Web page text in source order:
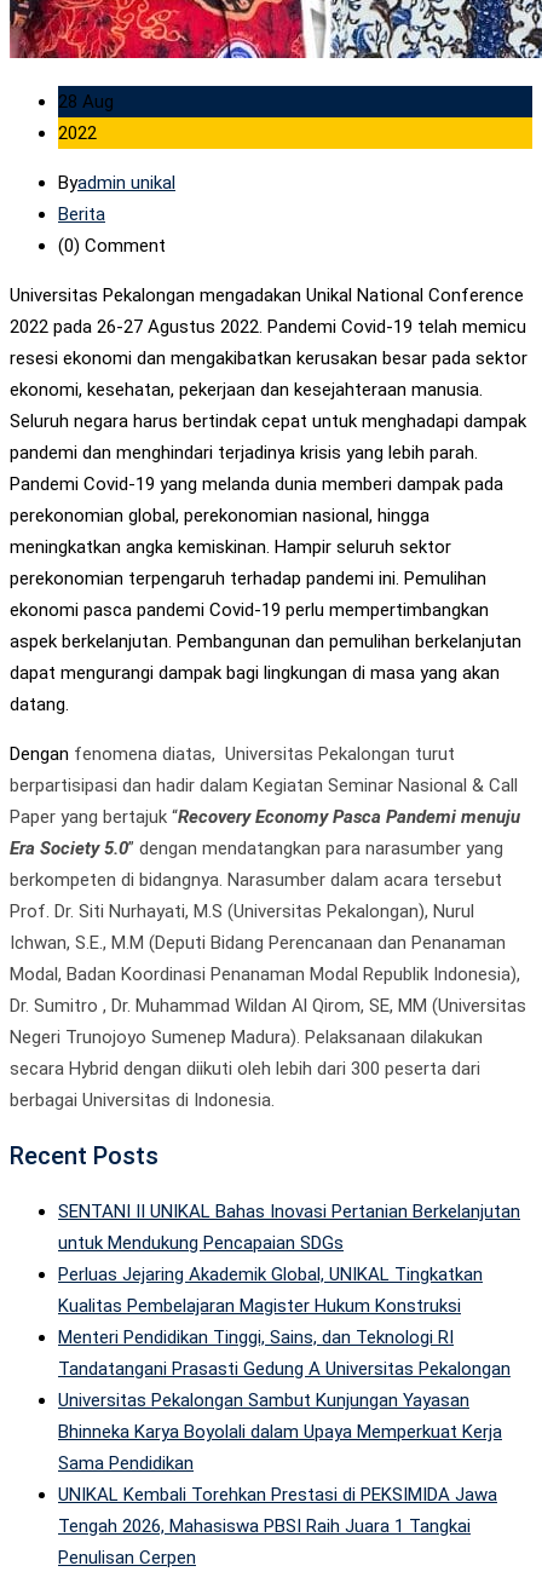
28 Aug
2022
Byadmin unikal
Berita
(0) Comment
Universitas Pekalongan mengadakan Unikal National Conference
2022 pada 26-27 Agustus 2022. Pandemi Covid-19 telah memicu
resesi ekonomi dan mengakibatkan kerusakan besar pada sektor
ekonomi, kesehatan, pekerjaan dan kesejahteraan manusia.
Seluruh negara harus bertindak cepat untuk menghadapi dampak
pandemi dan menghindari terjadinya krisis yang lebih parah.
Pandemi Covid-19 yang melanda dunia memberi dampak pada
perekonomian global, perekonomian nasional, hingga
meningkatkan angka kemiskinan. Hampir seluruh sektor
perekonomian terpengaruh terhadap pandemi ini. Pemulihan
ekonomi pasca pandemi Covid-19 perlu mempertimbangkan
aspek berkelanjutan. Pembangunan dan pemulihan berkelanjutan
dapat mengurangi dampak bagi lingkungan di masa yang akan
datang.
Dengan fenomena diatas, Universitas Pekalongan turut
berpartisipasi dan hadir dalam Kegiatan Seminar Nasional & Call
Paper yang bertajuk “Recovery Economy Pasca Pandemi menuju
Era Society 5.0” dengan mendatangkan para narasumber yang
berkompeten di bidangnya. Narasumber dalam acara tersebut
Prof. Dr. Siti Nurhayati, M.S (Universitas Pekalongan), Nurul
Ichwan, S.E., M.M (Deputi Bidang Perencanaan dan Penanaman
Modal, Badan Koordinasi Penanaman Modal Republik Indonesia),
Dr. Sumitro , Dr. Muhammad Wildan Al Qirom, SE, MM (Universitas
Negeri Trunojoyo Sumenep Madura). Pelaksanaan dilakukan
secara Hybrid dengan diikuti oleh lebih dari 300 peserta dari
berbagai Universitas di Indonesia.
Recent Posts
SENTANI II UNIKAL Bahas Inovasi Pertanian Berkelanjutan
untuk Mendukung Pencapaian SDGs
Perluas Jejaring Akademik Global, UNIKAL Tingkatkan
Kualitas Pembelajaran Magister Hukum Konstruksi
Menteri Pendidikan Tinggi, Sains, dan Teknologi RI
Tandatangani Prasasti Gedung A Universitas Pekalongan
Universitas Pekalongan Sambut Kunjungan Yayasan
Bhinneka Karya Boyolali dalam Upaya Memperkuat Kerja
Sama Pendidikan
UNIKAL Kembali Torehkan Prestasi di PEKSIMIDA Jawa
Tengah 2026, Mahasiswa PBSI Raih Juara 1 Tangkai
Penulisan Cerpen